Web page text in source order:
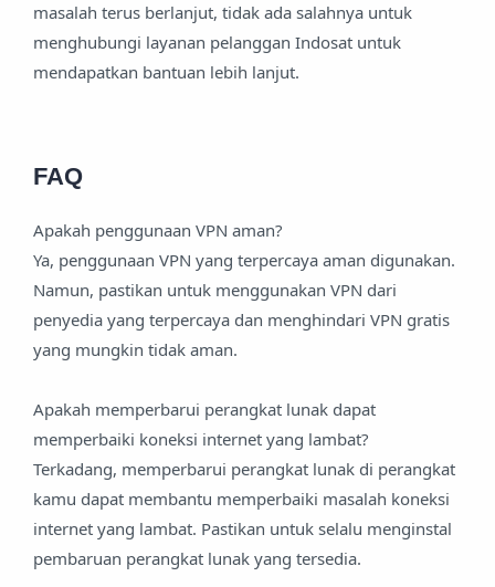
masalah terus berlanjut, tidak ada salahnya untuk
menghubungi layanan pelanggan Indosat untuk
mendapatkan bantuan lebih lanjut.
FAQ
Apakah penggunaan VPN aman?
Ya, penggunaan VPN yang terpercaya aman digunakan.
Namun, pastikan untuk menggunakan VPN dari
penyedia yang terpercaya dan menghindari VPN gratis
yang mungkin tidak aman.
Apakah memperbarui perangkat lunak dapat
memperbaiki koneksi internet yang lambat?
Terkadang, memperbarui perangkat lunak di perangkat
kamu dapat membantu memperbaiki masalah koneksi
internet yang lambat. Pastikan untuk selalu menginstal
pembaruan perangkat lunak yang tersedia.